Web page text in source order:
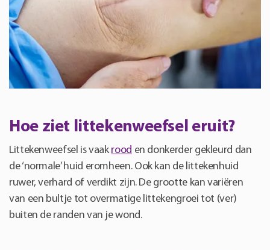
Hoe ziet littekenweefsel eruit?
Littekenweefsel is vaak rood en donkerder gekleurd dan
de ‘normale’ huid eromheen. Ook kan de littekenhuid
ruwer, verhard of verdikt zijn. De grootte kan variëren
van een bultje tot overmatige littekengroei tot (ver)
buiten de randen van je wond.